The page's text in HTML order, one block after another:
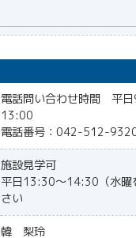
電話問い合わせ時間 平
13:00
電話番号：042-512-
施設見学可
平日13:30〜14:30（水
さい
韓 梨玲